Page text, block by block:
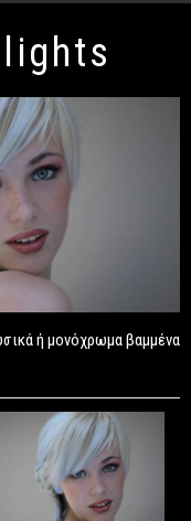
ή μονόχρωμα βαμμένα